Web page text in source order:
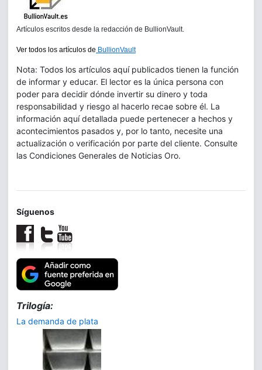
Artículos escritos desde la redacción de BullionVault.
Ver todos los artículos de BullionVault
Nota: Todos los artículos aquí publicados tienen la función
de informar y educar. El lector es la única persona con
poder para decidir dónde invertir su dinero y toda
responsabilidad y riesgo al hacerlo recae sobre él. La
información aquí detallada puede pertenecer a hechos y
acontecimientos pasados y, por lo tanto, necesite una
actualización o verificación por parte del cliente. Consulte
las Condiciones Generales de Noticias Oro.
Síguenos
Trilogía:
La demanda de plata